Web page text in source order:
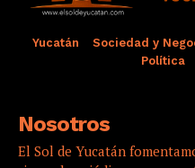
Yucatán Sociedad y
Política
Nosotros
El Sol de Yucatán